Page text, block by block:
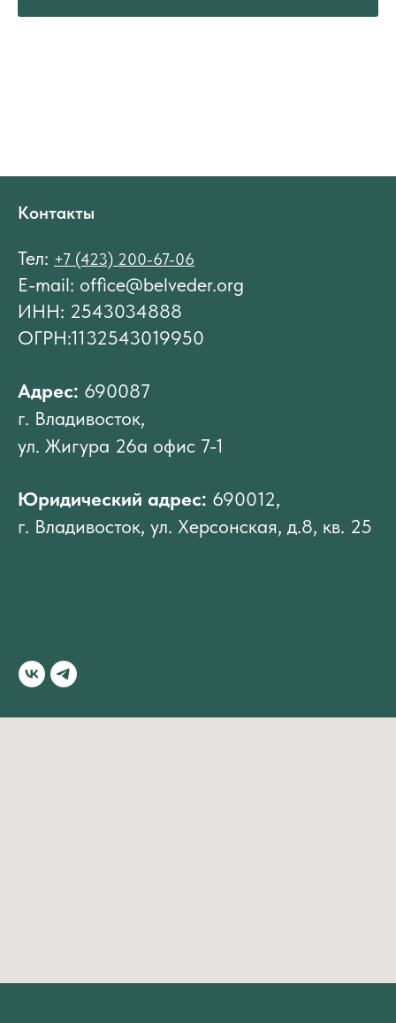
Контакты
Тел: +7 (423) 200-67-06
E-mail: office@belveder.org
ИНН: 2543034888
ОГРН:1132543019950
Адрес: 690087
г. Владивосток,
ул. Жигура 26а офис 7-1
Юридический адрес: 690012,
г. Владивосток, ул. Херсонская, д.8, кв. 25